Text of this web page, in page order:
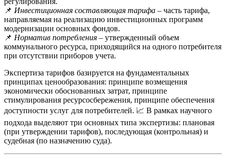
📌 Инвестиционная составляющая тарифа – часть тарифа,
направляемая на реализацию инвестиционных программ
модернизации основных фондов.
📌 Норматив потребления – утвержденный объем
коммунального ресурса, приходящийся на одного потребителя
при отсутствии приборов учета.
Экспертиза тарифов базируется на фундаментальных
принципах ценообразования: принципе возмещения
экономически обоснованных затрат, принципе
стимулирования ресурсосбережения, принципе обеспечения
доступности услуг для потребителей. 📈 В рамках научного
подхода выделяют три основных типа экспертизы: плановая
(при утверждении тарифов), последующая (контрольная) и
судебная (по назначению суда).